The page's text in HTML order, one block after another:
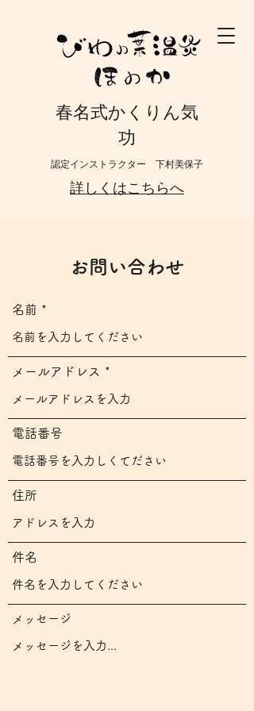
春名式かくりん気
功
認定インストラクター 下村美保子
詳しくはこちらへ
お問い合わせ
名前
メールアドレス
電話番号
住所
件名
メッセージ